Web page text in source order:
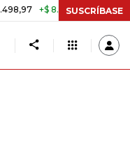
+$ 8.753,81 +2,19% TASA
SUSCRÍBASE